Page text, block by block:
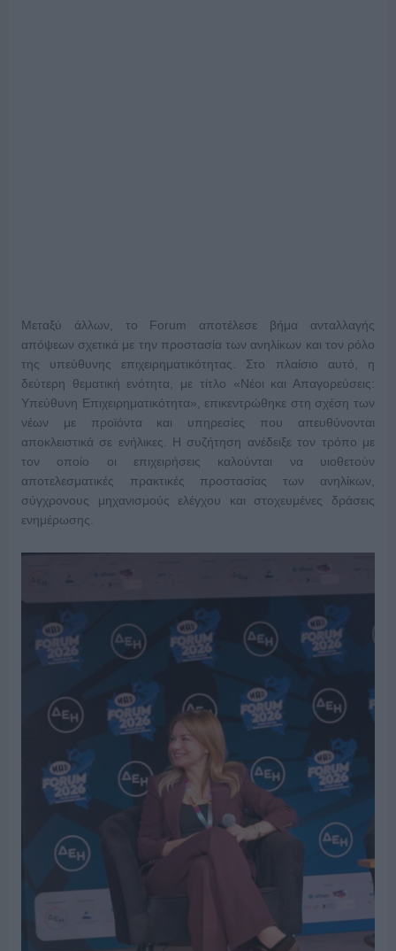
Μεταξύ άλλων, το Forum αποτέλεσε βήμα ανταλλαγής
απόψεων σχετικά με την προστασία των ανηλίκων και τον ρόλο
της υπεύθυνης επιχειρηματικότητας. Στο πλαίσιο αυτό, η
δεύτερη θεματική ενότητα, με τίτλο «Νέοι και Απαγορεύσεις:
Υπεύθυνη Επιχειρηματικότητα», επικεντρώθηκε στη σχέση των
νέων με προϊόντα και υπηρεσίες που απευθύνονται
αποκλειστικά σε ενήλικες. Η συζήτηση ανέδειξε τον τρόπο με
τον οποίο οι επιχειρήσεις καλούνται να υιοθετούν
αποτελεσματικές πρακτικές προστασίας των ανηλίκων,
σύγχρονους μηχανισμούς ελέγχου και στοχευμένες δράσεις
ενημέρωσης.